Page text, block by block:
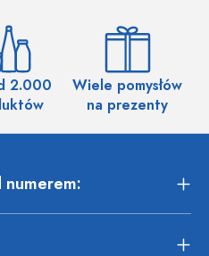
2.000
Wiele pomysłów
na prezenty